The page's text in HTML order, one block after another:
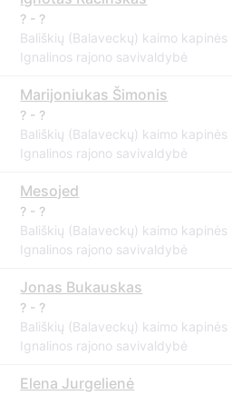
? - ?
Bališkių (Balaveckų) kaimo kapinės
Ignalinos rajono savivaldybė
Marijoniukas Šimonis
? - ?
Bališkių (Balaveckų) kaimo kapinės
Ignalinos rajono savivaldybė
Mesojed
? - ?
Bališkių (Balaveckų) kaimo kapinės
Ignalinos rajono savivaldybė
Jonas Bukauskas
? - ?
Bališkių (Balaveckų) kaimo kapinės
Ignalinos rajono savivaldybė
Elena Jurgelienė